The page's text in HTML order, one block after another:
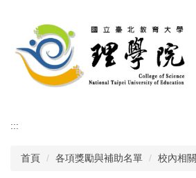
要
:::
首頁 各項獎勵與補助名單 校內相關